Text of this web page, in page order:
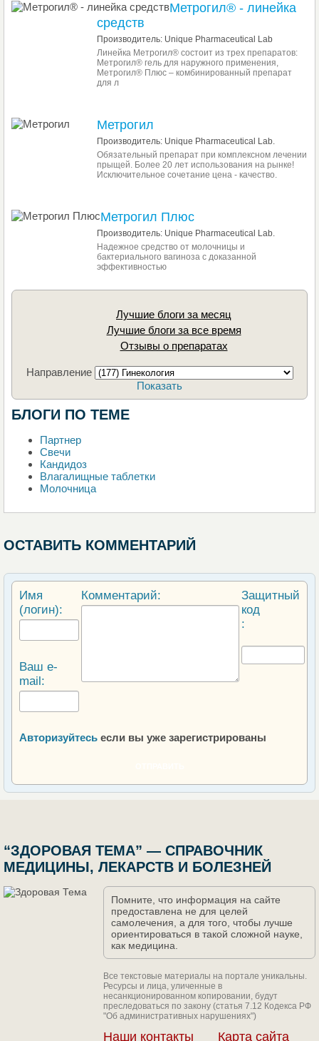
Метрогил® - линейка
средств
Производитель: Unique Pharmaceutical Lab
Линейка Метрогил® состоит из трех препаратов:
Метрогил® гель для наружного применения,
Метрогил® Плюс – комбинированный препарат
для л
Метрогил
Производитель: Unique Pharmaceutical Lab.
Обязательный препарат при комплексном лечении
прыщей. Более 20 лет использования на рынке!
Исключительное сочетание цена - качество.
Метрогил Плюс
Производитель: Unique Pharmaceutical Lab.
Надежное средство от молочницы и
бактериального вагиноза с доказанной
эффективностью
Лучшие блоги за месяц
Лучшие блоги за все время
Отзывы о препаратах
Направление
Показать
БЛОГИ ПО ТЕМЕ
Партнер
Свечи
Кандидоз
Влагалищные таблетки
Молочница
ОСТАВИТЬ КОММЕНТАРИЙ
Имя
(логин):
Ваш e-
mail:
Комментарий:
Защитный
код
:
Авторизуйтесь если вы уже зарегистрированы
“ЗДОРОВАЯ ТЕМА” — СПРАВОЧНИК
МЕДИЦИНЫ, ЛЕКАРСТВ И БОЛЕЗНЕЙ
Помните, что информация на сайте
предоставлена не для целей
самолечения, а для того, чтобы лучше
ориентироваться в такой сложной науке,
как медицина.
Все текстовые материалы на портале уникальны.
Ресурсы и лица, уличенные в
несанкционированном копировании, будут
преследоваться по закону (статья 7.12 Кодекса РФ
"Об административных нарушениях")
Наши контакты Карта сайта